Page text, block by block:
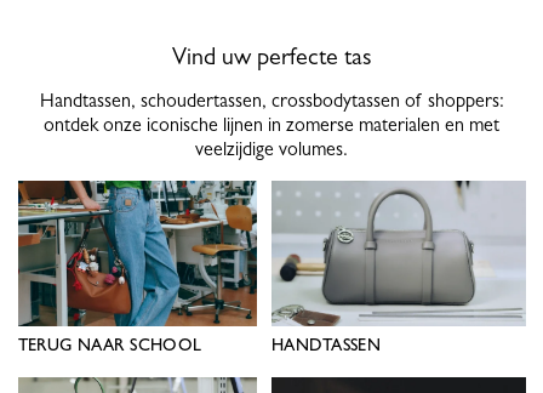
Vind uw perfecte tas
Handtassen, schoudertassen, crossbodytassen of shoppers:
ontdek onze iconische lijnen in zomerse materialen en met
veelzijdige volumes.
TERUG NAAR SCHOOL HANDTASSEN